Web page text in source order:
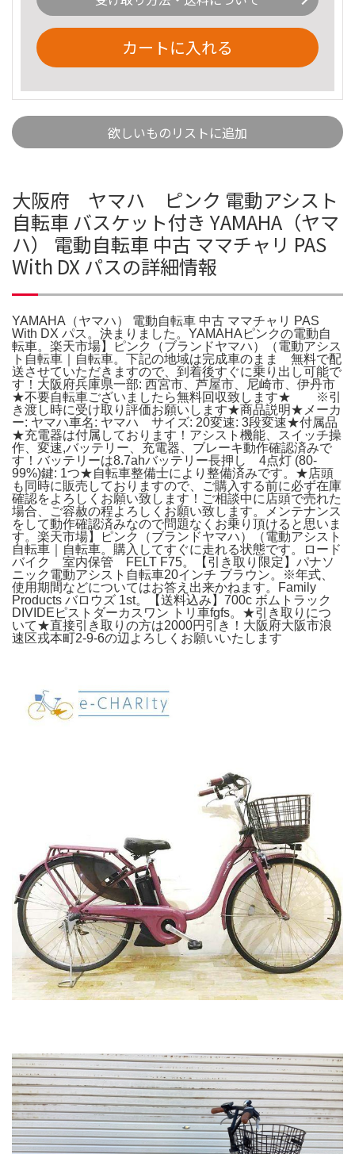
カートに入れる
欲しいものリストに追加
大阪府 ヤマハ ピンク 電動アシスト
自転車 バスケット付き YAMAHA（ヤマ
ハ） 電動自転車 中古 ママチャリ PAS
With DX パスの詳細情報
YAMAHA（ヤマハ） 電動自転車 中古 ママチャリ PAS
With DX パス。決まりました。YAMAHAピンクの電動自
転車。楽天市場】ピンク（ブランドヤマハ）（電動アシス
ト自転車｜自転車。下記の地域は完成車のまま 無料で配
送させていただきますので、到着後すぐに乗り出し可能で
す！大阪府兵庫県一部: 西宮市、芦屋市、尼崎市、伊丹市
★不要自転車ございましたら無料回収致します★ ※引
き渡し時に受け取り評価お願いします★商品説明★メーカ
ー: ヤマハ車名: ヤマハ サイズ: 20変速: 3段変速★付属品
★充電器は付属しております！アシスト機能、スイッチ操
作、変速,バッテリー、充電器、ブレーキ動作確認済みで
す！バッテリーは8.7ahバッテリー長押し 4点灯 (80-
99%)鍵: 1つ★自転車整備士により整備済みです。★店頭
も同時に販売しておりますので、ご購入する前に必ず在庫
確認をよろしくお願い致します！ご相談中に店頭で売れた
場合、ご容赦の程よろしくお願い致します。メンテナンス
をして動作確認済みなので問題なくお乗り頂けると思いま
す。楽天市場】ピンク（ブランドヤマハ）（電動アシスト
自転車｜自転車。購入してすぐに走れる状態です。ロード
バイク 室内保管 FELT F75。【引き取り限定】パナソ
ニック電動アシスト自転車20インチ ブラウン。※年式、
使用期間などについてはお答え出来かねます。Family
Products バロウズ 1st。【送料込み】700c ボムトラック
DIVIDEピストダーカスワン トリ車fgfs。★引き取りにつ
いて★直接引き取りの方は2000円引き！大阪府大阪市浪
速区戎本町2-9-6の辺よろしくお願いいたします